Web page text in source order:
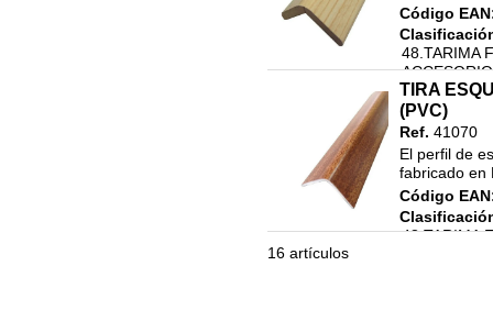
Código
48.TARIMA
TIRA
(PVC)
Ref. 41070
El perfil de
fabricado en
Código
48.TARIMA
16 artículos